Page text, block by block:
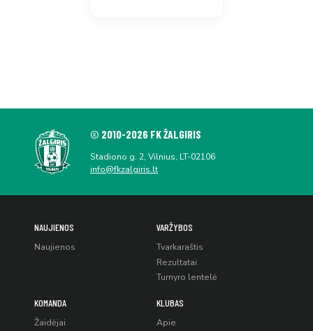
© 2010-2026 FK ŽALGIRIS
Stadiono g. 2, Vilnius, LT-02106
info@fkzalgiris.lt
NAUJIENOS
Naujienos
VARŽYBOS
Tvarkaraštis
Rezultatai
Turnyro lentelė
KOMANDA
Žaidėjai
KLUBAS
Apie